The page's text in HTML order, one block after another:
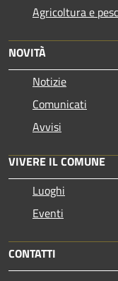
Agricoltura e
NOVITÀ
Notizie
Comunicati
Avvisi
VIVERE IL COMUNE
Luoghi
Eventi
CONTATTI